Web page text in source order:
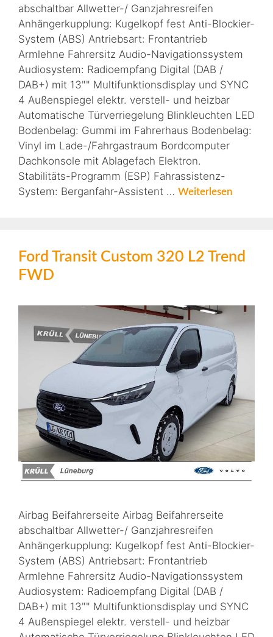
abschaltbar Allwetter-/ Ganzjahresreifen
Anhängerkupplung: Kugelkopf fest Anti-Blockier-
System (ABS) Antriebsart: Frontantrieb
Armlehne Fahrersitz Audio-Navigationssystem
Audiosystem: Radioempfang Digital (DAB /
DAB+) mit 13"" Multifunktionsdisplay und SYNC
4 Außenspiegel elektr. verstell- und heizbar
Automatische Türverriegelung Blinkleuchten LED
Bodenbelag: Gummi im Fahrerhaus Bodenbelag:
Vinyl im Lade-/Fahrgastraum Bordcomputer
Dachkonsole mit Ablagefach Elektron.
Stabilitäts-Programm (ESP) Fahrassistenz-
System: Berganfahr-Assistent … Weiterlesen
Ford Transit Custom 320 L2 Trend
FWD
Airbag Beifahrerseite Airbag Beifahrerseite
abschaltbar Allwetter-/ Ganzjahresreifen
Anhängerkupplung: Kugelkopf fest Anti-Blockier-
System (ABS) Antriebsart: Frontantrieb
Armlehne Fahrersitz Audio-Navigationssystem
Audiosystem: Radioempfang Digital (DAB /
DAB+) mit 13"" Multifunktionsdisplay und SYNC
4 Außenspiegel elektr. verstell- und heizbar